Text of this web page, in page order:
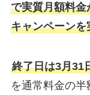
で実質月額料
キャンペーン
終了日は3月31
を通常料金の